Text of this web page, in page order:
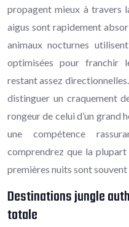
propagent mieux à travers
aigus sont rapidement
animaux nocturnes
optimisées pour franchir
restant assez
distinguer un craquement
rongeur de celui d’un grand
une compétence
comprendrez que la
premières nuits sont souvent
Destinations jungle
totale